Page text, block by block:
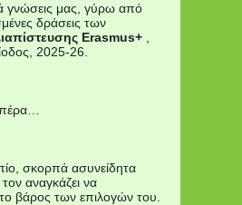
γνώσεις μας, γύρω από
δράσεις των
Erasmus+
2025-26.
σκορπά ασυνείδητα
αναγκάζει να
βάρος των επιλογών του.